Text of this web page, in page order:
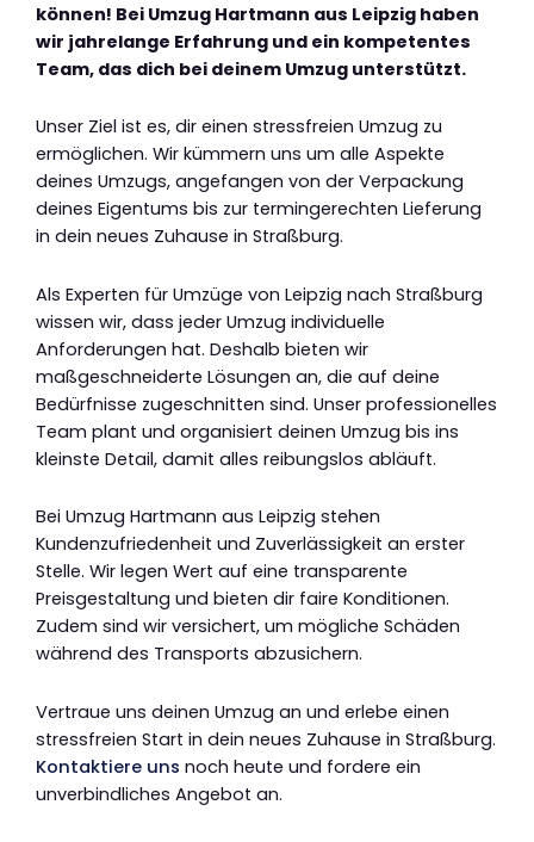
können! Bei Umzug Hartmann aus Leipzig haben
wir jahrelange Erfahrung und ein kompetentes
Team, das dich bei deinem Umzug unterstützt.
Unser Ziel ist es, dir einen stressfreien Umzug zu
ermöglichen. Wir kümmern uns um alle Aspekte
deines Umzugs, angefangen von der Verpackung
deines Eigentums bis zur termingerechten Lieferung
in dein neues Zuhause in Straßburg.
Als Experten für Umzüge von Leipzig nach Straßburg
wissen wir, dass jeder Umzug individuelle
Anforderungen hat. Deshalb bieten wir
maßgeschneiderte Lösungen an, die auf deine
Bedürfnisse zugeschnitten sind. Unser professionelles
Team plant und organisiert deinen Umzug bis ins
kleinste Detail, damit alles reibungslos abläuft.
Bei Umzug Hartmann aus Leipzig stehen
Kundenzufriedenheit und Zuverlässigkeit an erster
Stelle. Wir legen Wert auf eine transparente
Preisgestaltung und bieten dir faire Konditionen.
Zudem sind wir versichert, um mögliche Schäden
während des Transports abzusichern.
Vertraue uns deinen Umzug an und erlebe einen
stressfreien Start in dein neues Zuhause in Straßburg.
Kontaktiere uns noch heute und fordere ein
unverbindliches Angebot an.